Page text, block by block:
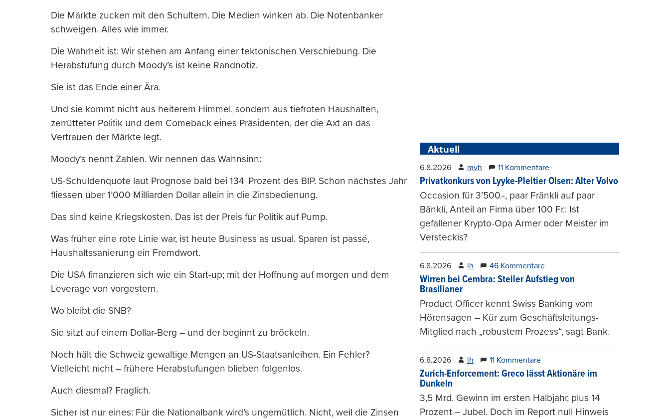
Die Märkte zucken mit den Schultern. Die Medien winken ab. Die Notenbanker
schweigen. Alles wie immer.
Die Wahrheit ist: Wir stehen am Anfang einer tektonischen Verschiebung. Die
Herabstufung durch Moody’s ist keine Randnotiz.
Sie ist das Ende einer Ära.
Und sie kommt nicht aus heiterem Himmel, sondern aus tiefroten Haushalten,
zerrütteter Politik und dem Comeback eines Präsidenten, der die Axt an das
Vertrauen der Märkte legt.
Moody’s nennt Zahlen. Wir nennen das Wahnsinn:
US-Schuldenquote laut Prognose bald bei 134 Prozent des BIP. Schon nächstes Jahr
fliessen über 1’000 Milliarden Dollar allein in die Zinsbedienung.
Das sind keine Kriegskosten. Das ist der Preis für Politik auf Pump.
Was früher eine rote Linie war, ist heute Business as usual. Sparen ist passé,
Haushaltssanierung ein Fremdwort.
Die USA finanzieren sich wie ein Start-up; mit der Hoffnung auf morgen und dem
Leverage von vorgestern.
Wo bleibt die SNB?
Sie sitzt auf einem Dollar-Berg – und der beginnt zu bröckeln.
Noch hält die Schweiz gewaltige Mengen an US-Staatsanleihen. Ein Fehler?
Vielleicht nicht – frühere Herabstufungen blieben folgenlos.
Auch diesmal? Fraglich.
Sicher ist nur eines: Für die Nationalbank wird’s ungemütlich. Nicht, weil die Zinsen
Aktuell
6.8.2026 mvh 11 Kommentare
Privatkonkurs von Lyyke-Pleitier Olsen: Alter Volvo
Occasion für 3’500.-, paar Fränkli auf paar
Bänkli, Anteil an Firma über 100 Fr.: Ist
gefallener Krypto-Opa Armer oder Meister im
Versteckis?
6.8.2026 lh 46 Kommentare
Wirren bei Cembra: Steiler Aufstieg von
Brasilianer
Product Officer kennt Swiss Banking vom
Hörensagen – Kür zum Geschäftsleitungs-
Mitglied nach „robustem Prozess“, sagt Bank.
6.8.2026 lh 11 Kommentare
Zurich-Enforcement: Greco lässt Aktionäre im
Dunkeln
3,5 Mrd. Gewinn im ersten Halbjahr, plus 14
Prozent – Jubel. Doch im Report null Hinweis